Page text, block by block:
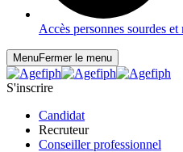
Accès personnes sourdes et
MenuFermer le menu
S'inscrire
Candidat
Recruteur
Conseiller professionnel